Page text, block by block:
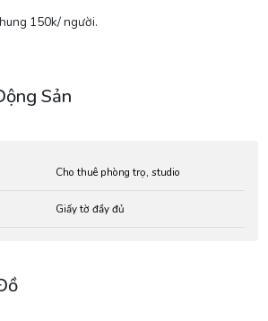
150k/ người.
Sản
Cho thuê phòng trọ, studio
Giấy tờ đầy đủ